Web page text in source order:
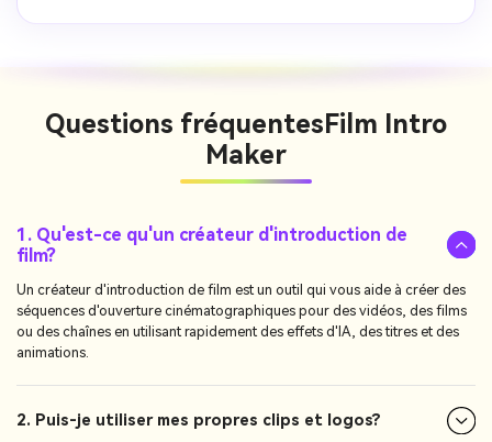
Questions fréquentes Film Intro
Maker
1. Qu'est-ce qu'un créateur d'introduction de
film?
Un créateur d'introduction de film est un outil qui vous aide à créer des
séquences d'ouverture cinématographiques pour des vidéos, des films
ou des chaînes en utilisant rapidement des effets d'IA, des titres et des
animations.
2. Puis-je utiliser mes propres clips et logos?